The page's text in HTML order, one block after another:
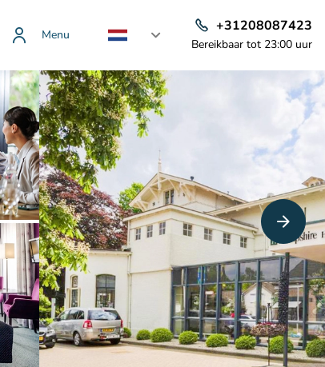
Menu
+31208087423
Bereikbaar tot 23:00 uur